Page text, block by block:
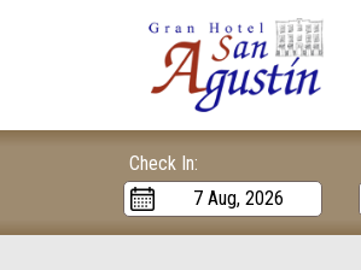
Check In: